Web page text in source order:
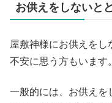
お供えをしないと
屋敷神様にお供えを
不安に思う方もいます。
一般的には、お供えを